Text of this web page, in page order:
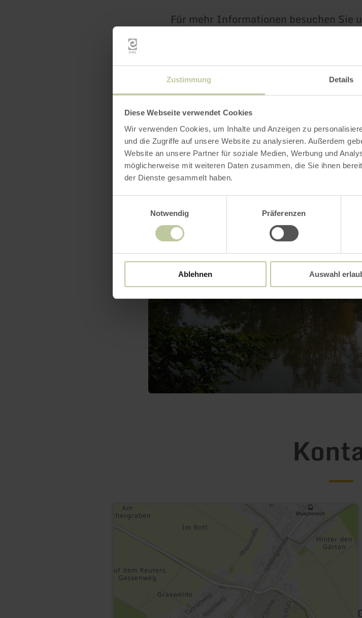
Zustimmung Details
Diese Webseite verwendet Cookies
Wir verwenden Cookies, um Inhalte und Anzeigen zu
und die Zugriffe auf unsere Website zu analysieren. Außerdem
Website an unsere Partner für soziale Medien, Werbung und
möglicherweise mit weiteren Daten zusammen, die Sie ihnen
der Dienste gesammelt haben.
Notwendig
Präferenzen
Ablehnen Auswahl
Für mehr Informationen besuchen Sie
oder folgen Sie